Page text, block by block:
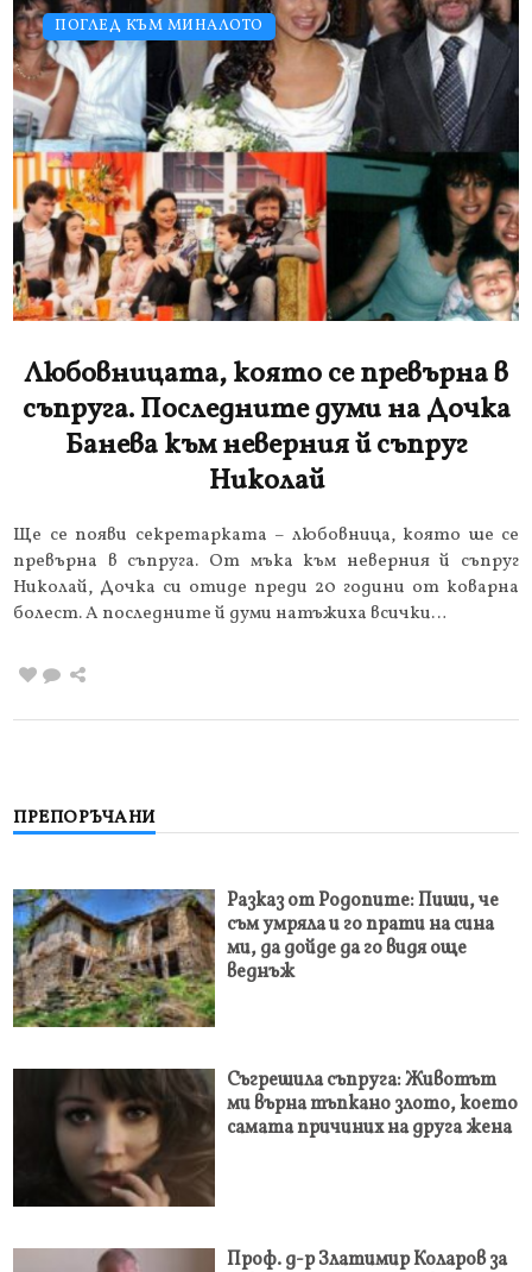
ПОГЛЕД КЪМ МИНАЛОТО
Любовницата, която се превърна в
съпруга. Последните думи на Дочка
Банева към неверния й съпруг
Николай
Ще се появи секретарката – любовница, която ше се
превърна в съпруга. От мъка към неверния й съпруг
Николай, Дочка си отиде преди 20 години от коварна
болест. А последните й думи натъжиха всички…
ПРЕПОРЪЧАНИ
Разказ от Родопите: Пиши, че
съм умряла и го прати на сина
ми, да дойде да го видя още
веднъж
Съгрешила съпруга: Животът
ми върна тъпкано злото, което
самата причиних на друга жена
Проф. д-р Златимир Коларов за